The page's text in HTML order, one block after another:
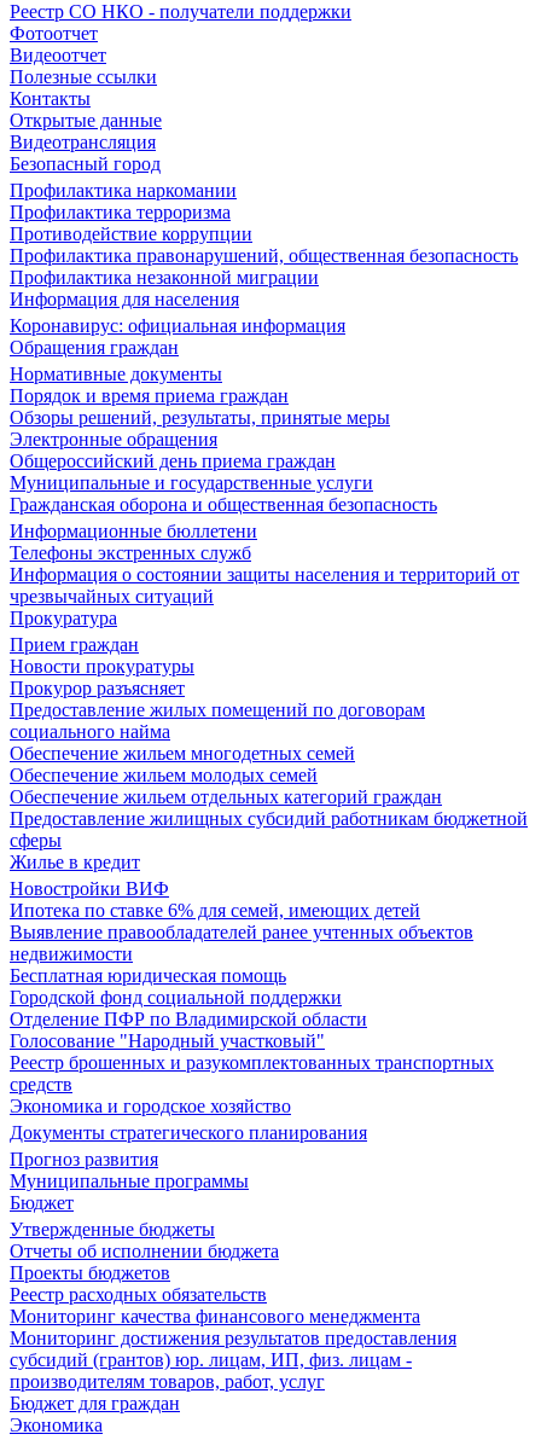
Реестр СО НКО - получатели поддержки
Фотоотчет
Видеоотчет
Полезные ссылки
Контакты
Открытые данные
Видеотрансляция
Безопасный город
Профилактика наркомании
Профилактика терроризма
Противодействие коррупции
Профилактика правонарушений, общественная безопасность
Профилактика незаконной миграции
Информация для населения
Коронавирус: официальная информация
Обращения граждан
Нормативные документы
Порядок и время приема граждан
Обзоры решений, результаты, принятые меры
Электронные обращения
Общероссийский день приема граждан
Муниципальные и государственные услуги
Гражданская оборона и общественная безопасность
Информационные бюллетени
Телефоны экстренных служб
Информация о состоянии защиты населения и территорий от
чрезвычайных ситуаций
Прокуратура
Прием граждан
Новости прокуратуры
Прокурор разъясняет
Предоставление жилых помещений по договорам
социального найма
Обеспечение жильем многодетных семей
Обеспечение жильем молодых семей
Обеспечение жильем отдельных категорий граждан
Предоставление жилищных субсидий работникам бюджетной
сферы
Жилье в кредит
Новостройки ВИФ
Ипотека по ставке 6% для семей, имеющих детей
Выявление правообладателей ранее учтенных объектов
недвижимости
Бесплатная юридическая помощь
Городской фонд социальной поддержки
Отделение ПФР по Владимирской области
Голосование "Народный участковый"
Реестр брошенных и разукомплектованных транспортных
средств
Экономика и городское хозяйство
Документы стратегического планирования
Прогноз развития
Муниципальные программы
Бюджет
Утвержденные бюджеты
Отчеты об исполнении бюджета
Проекты бюджетов
Реестр расходных обязательств
Мониторинг качества финансового менеджмента
Мониторинг достижения результатов предоставления
субсидий (грантов) юр. лицам, ИП, физ. лицам -
производителям товаров, работ, услуг
Бюджет для граждан
Экономика